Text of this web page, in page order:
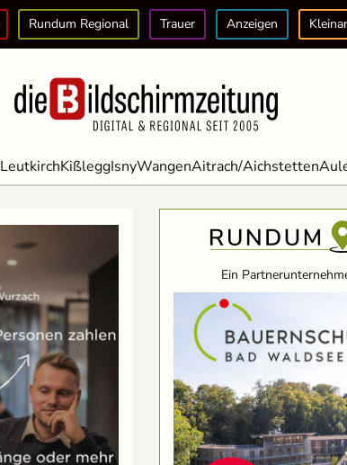
Rundum Regional Trauer Anzeigen
LeutkirchKißleggIsnyWangenAitrach/Aichstetten
Ein